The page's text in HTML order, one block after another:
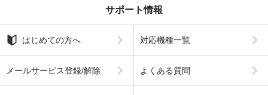
サポート情報
はじめての方へ 対応機種一覧
メールサービス登録/解除 よくある質問